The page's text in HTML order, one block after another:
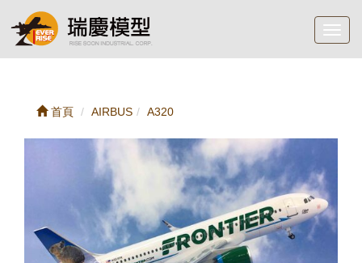
首頁 AIRBUS A320